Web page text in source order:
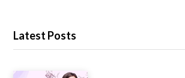
Latest Posts